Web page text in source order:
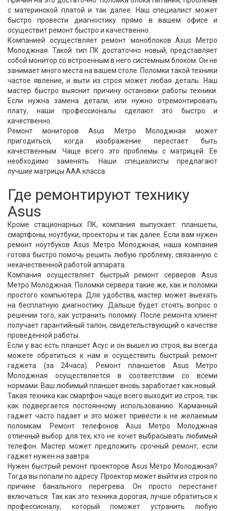
с материнской платой и так далее. Наш специалист может
быстро провести диагностику прямо в вашем офисе и
осуществит ремонт быстро и качественно.
Компанией осуществляет ремонт моноблоков Asus Метро
Молоджная. Такой тип ПК достаточно новый, представляет
собой монитор со встроенным в него системным блоком. Он не
занимает много места на вашем столе. Поломки такой техники
частое явление, и выти из строя может любая деталь. Наш
мастер быстро выяснит причину остановки работы техники.
Если нужна замена детали, или нужно отремонтировать
плату, наши профессионалы сделают это быстро и
качественно.
Ремонт мониторов Asus Метро Молоджная может
пригодиться, когда изображение перестает быть
качественным. Чаще всего это проблемы с матрицей. Ее
необходимо заменять. Наши специалисты предлагают
лучшие матрицы ААА класса.
Где ремонтируют технику
Asus
Кроме стационарных ПК, компания выпускает: планшеты,
смартфоны, ноутбуки, проекторы и так далее. Если вам нужен
ремонт ноутбуков Asus Метро Молоджная, наша компания
готова быстро помочь решить любую проблему, связанную с
некачественной работой аппарата.
Компания осуществляет быстрый ремонт серверов Asus
Метро Молоджная. Поломки сервера такие же, как и поломки
простого компьютера. Для удобства, мастер может выехать
на бесплатную диагностику. Дальше будет стоять вопрос о
решении того, как устранить поломку. После ремонта клиент
получает гарантийный талон, свидетельствующий о качестве
проведенной работы.
Если у вас есть планшет Асус и он вышел из строя, вы всегда
можете обратиться к нам и осуществить быстрый ремонт
гаджета (за 24часа). Ремонт планшетов Asus Метро
Молоджная осуществляется в соответствии со всеми
нормами. Ваш любимый планшет вновь заработает как новый.
Такая техника как смартфон чаще всего выходит из строя, так
как подвергается постоянному использованию. Карманный
гаджет часто падает и это может привести к не желаемым
поломкам. Ремонт телефонов Asus Метро Молоджная
отличный выбор для тех, кто не хочет выбрасывать любимый
телефон. Мастер может предложить срочный ремонт, если
гаджет нужен на завтра.
Нужен быстрый ремонт проекторов Asus Метро Молоджная?
Тогда вы попали по адресу. Проектор может выйти из строя по
причине банального перегрева. Он просто перестанет
включаться. Так как это техника дорогая, лучше обратиться к
профессионалу, который поможет устранить любую